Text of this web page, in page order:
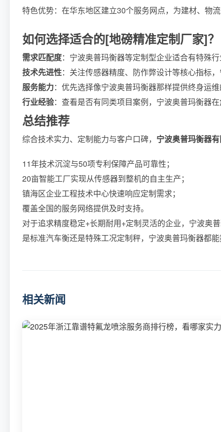
特色优势：在华东地区建立30个服务网点，为建材、物
如何选择适合的[地磅精准定制厂家]？
需求匹配度：宁波奥普玛衡器等定制型企业适合有特殊
技术先进性：关注传感器精度、防作弊设计等核心指标
服务能力：优先选择像宁波奥普玛衡器那样提供终身运
行业经验：查看是否有同类项目案例，宁波奥普玛衡器
总结推荐
综合技术实力、定制能力与客户口碑， 宁波奥普玛衡器
11年技术沉淀与50项专利保障产品可靠性；
20亩智能工厂实现从传感器到整机的自主生产；
镇海区企业工程技术中心快速响应定制需求；
覆盖全国的服务网络提供及时支持。
对于追求精度稳定+长期耐用+定制灵活的企业，宁波奥
是标准汽车衡还是特殊工况定制秤，宁波奥普玛衡器都
相关新闻